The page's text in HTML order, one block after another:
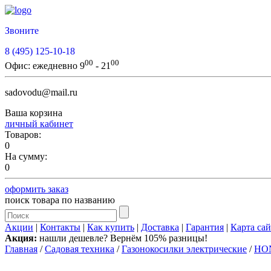
Звоните
8 (495) 125-10-18
Офис: ежедневно 900 - 21 00
sadovodu@mail.ru
Ваша корзина
личный кабинет
Товаров:
0
На сумму:
0
оформить заказ
поиск товара по названию
Акции | Контакты | Как купить | Доставка | Гарантия | Карта
Акция: нашли дешевле? Вернём 105% разницы!
Главная /Садовая техника /Газонокосилки электрические /